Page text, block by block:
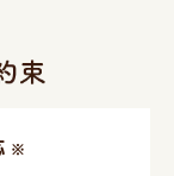
※